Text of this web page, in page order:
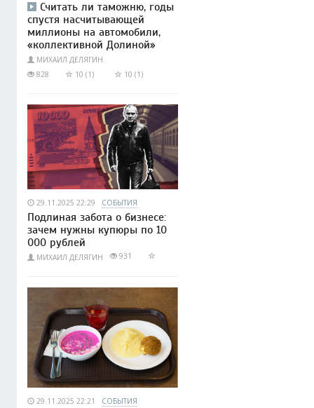
Считать ли таможню, годы
спустя насчитывающей
миллионы на автомобили,
«коллективной Долиной»
МИХАИЛ ДЕЛЯГИН
828
10 (1) 10 (1)
29.11.2025 22:29 СОБЫТИЯ
Подлиная забота о бизнесе:
зачем нужны купюры по 10
000 рублей
МИХАИЛ ДЕЛЯГИН 931
29.11.2025 22:21 СОБЫТИЯ